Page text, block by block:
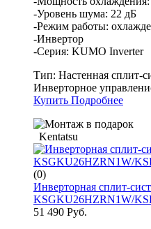
-Уровень шума: 22 дБ
-Режим работы:
-Инвертор
-Серия: KUMO Inverter
Тип: Настенная сплит-
Инверторное
Купить Подробнее
Kentatsu
(0)
Инверторная сплит-
KSGKU26HZRN1W/
51 490 Руб.